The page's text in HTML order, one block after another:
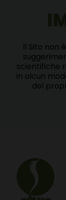
Il Sito non
scientifiche
in alcun
del